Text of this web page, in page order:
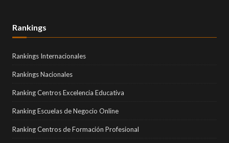
Rankings
Rankings Internacionales
Rankings Nacionales
Ranking Centros Excelencia Educativa
Ranking Escuelas de Negocio Online
Ranking Centros de Formación Profesional